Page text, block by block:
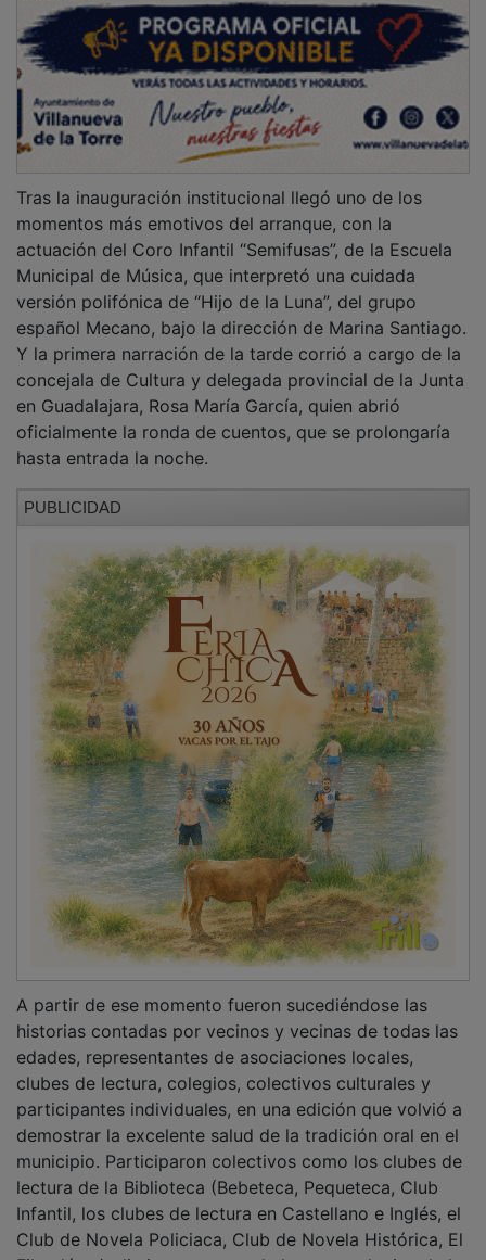
momentos más emotivos del arranque, con la
actuación del Coro Infantil “Semifusas”, de la Escuela
Municipal de Música, que interpretó una cuidada
versión polifónica de “Hijo de la Luna”, del grupo
español Mecano, bajo la dirección de Marina Santiago.
Y la primera narración de la tarde corrió a cargo de la
concejala de Cultura y delegada provincial de la Junta
en Guadalajara, Rosa María García, quien abrió
oficialmente la ronda de cuentos, que se prolongaría
hasta entrada la noche.
historias contadas por vecinos y vecinas de todas las
edades, representantes de asociaciones locales,
clubes de lectura, colegios, colectivos culturales y
participantes individuales, en una edición que volvió a
demostrar la excelente salud de la tradición oral en el
municipio. Participaron colectivos como los clubes de
lectura de la Biblioteca (Bebeteca, Pequeteca, Club
Infantil, los clubes de lectura en Castellano e Inglés, el
Club de Novela Policiaca, Club de Novela Histórica, El
Filandón…), distintos grupos de los tres colegios de la